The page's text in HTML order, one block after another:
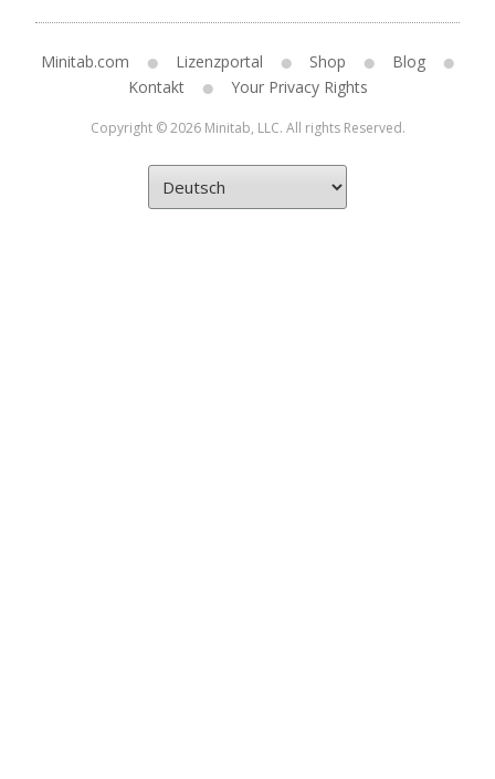
Minitab.com Lizenzportal Shop
Blog
Kontakt
Your Privacy Rights
Copyright © 2026 Minitab, LLC. All rights Reserved.